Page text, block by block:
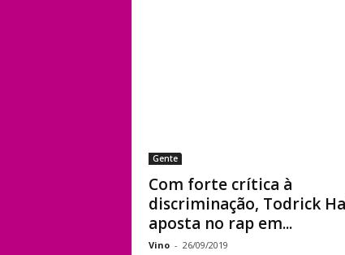
Gente
Com forte crítica à
discriminação, Todrick
aposta no rap em...
Vino - 26/09/2019